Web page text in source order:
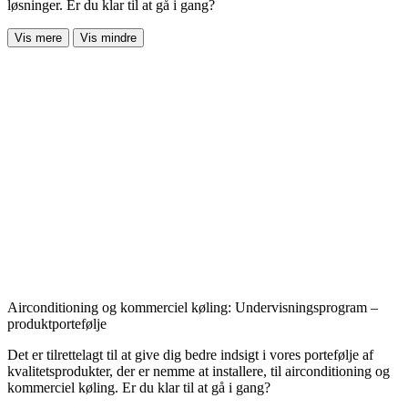
løsninger. Er du klar til at gå i gang?
Vis mere Vis mindre
Airconditioning og kommerciel køling: Undervisningsprogram –
produktportefølje
Det er tilrettelagt til at give dig bedre indsigt i vores portefølje af
kvalitetsprodukter, der er nemme at installere, til airconditioning og
kommerciel køling. Er du klar til at gå i gang?